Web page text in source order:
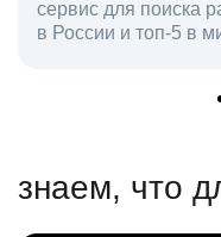
средняя оценка
знаем, что